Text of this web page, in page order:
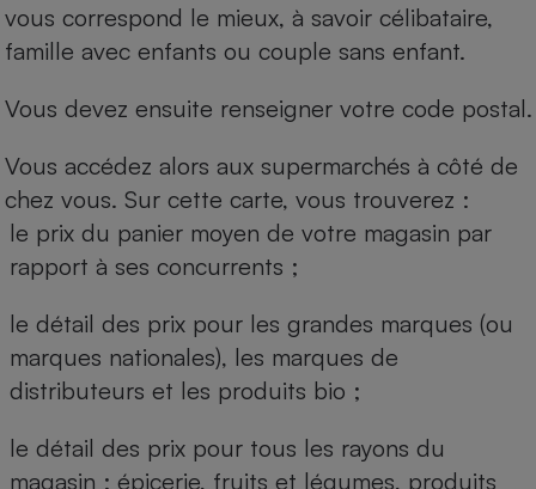
vous correspond le mieux, à savoir célibataire,
famille avec enfants ou couple sans enfant.
Vous devez ensuite renseigner votre code postal.
Vous accédez alors aux supermarchés à côté de
chez vous. Sur cette carte, vous trouverez :
le prix du panier moyen de votre magasin par
rapport à ses concurrents ;
le détail des prix pour les grandes marques (ou
marques nationales), les marques de
distributeurs et les produits bio ;
le détail des prix pour tous les rayons du
magasin : épicerie, fruits et légumes, produits